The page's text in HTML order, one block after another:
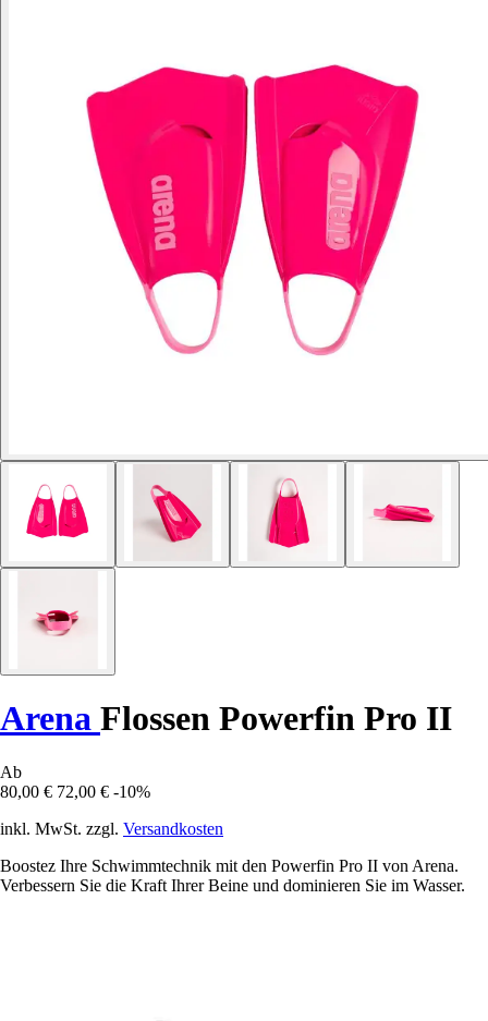
Arena Flossen Powerfin Pro II
Ab
80,00 € 72,00 € -10%
inkl. MwSt. zzgl. Versandkosten
Boostez Ihre Schwimmtechnik mit den Powerfin Pro II von Arena.
Verbessern Sie die Kraft Ihrer Beine und dominieren Sie im Wasser.